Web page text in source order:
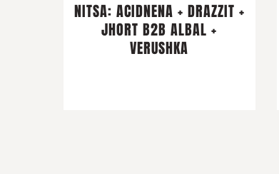
NITSA: ACIDNENA + DRAZZIT +
JHORT B2B ALBAL +
VERUSHKA